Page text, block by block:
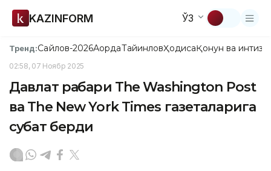
KAZINFORM ЎЗ
Тренд:Сайлов-2026АқордаТайинловҲодисаҚонун ва
02:58, 07 Ноябр 2025
Давлат раҳбари The Washington Post
ва The New York Times газеталарига
суҳбат берди